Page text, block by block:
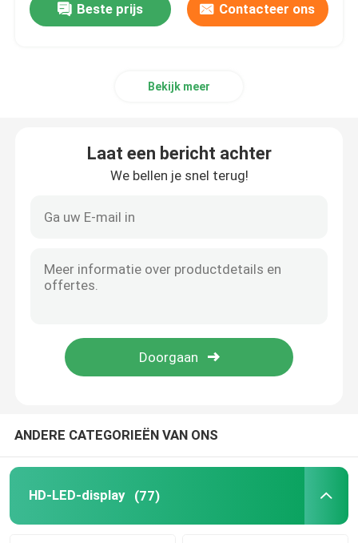
Huis
Producten
Beste prijs Contacteer ons
Bekijk meer
Laat een bericht achter
We bellen je snel terug!
ANDERE CATEGORIEËN VAN ONS
HD-LED-display (77)